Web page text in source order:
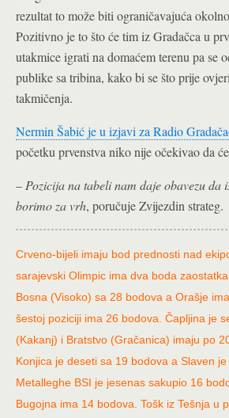
rezultat to može biti ograničavajuća
Pozitivno je to što će tim iz Gradačca u
utakmice igrati na domaćem terenu pa se
publike sa tribina, kako bi se što prije
takmičenja.
Nermin Šabić je u izjavi za Radio
početku prvenstva niko nije očekivao da
– Pozicija na tabeli nam daje obavezu da
borimo za vrh, poručuje Zvijezdin strateg.
Crveno-bijeli imaju bod prednosti nad
sarajevski Olimpic ima dva boda
Bosna (Visoko) sa 28 bodova a Orašje
šestoj poziciji ima 26 bodova. Čapljina je
(Kakanj) i Bratstvo (Gračanica) imaju po
Konjica je deseti sa 19 bodova a Slaven
Metalleghe BSI je jesenas sakupio 16
Bugojna ima 14 bodova. Tošk iz Tešnja u